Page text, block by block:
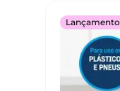
Lançamento